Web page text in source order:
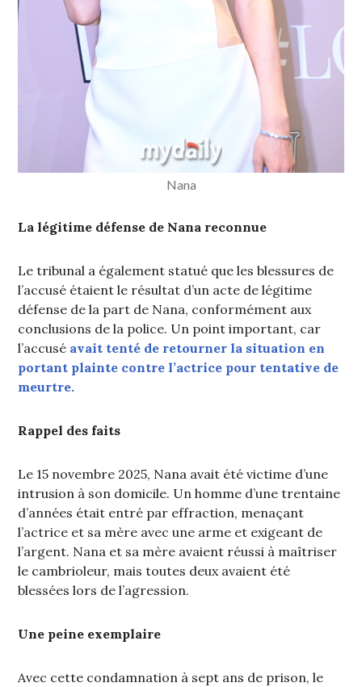
Nana
La légitime défense de Nana reconnue
Le tribunal a également statué que les blessures de
l’accusé étaient le résultat d’un acte de légitime
défense de la part de Nana, conformément aux
conclusions de la police. Un point important, car
l’accusé avait tenté de retourner la situation en
portant plainte contre l’actrice pour tentative de
meurtre.
Rappel des faits
Le 15 novembre 2025, Nana avait été victime d’une
intrusion à son domicile. Un homme d’une trentaine
d’années était entré par effraction, menaçant
l’actrice et sa mère avec une arme et exigeant de
l’argent. Nana et sa mère avaient réussi à maîtriser
le cambrioleur, mais toutes deux avaient été
blessées lors de l’agression.
Une peine exemplaire
Avec cette condamnation à sept ans de prison, le